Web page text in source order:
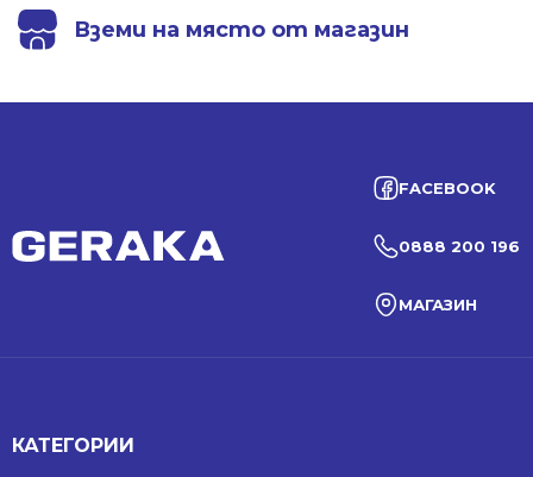
Вземи на място от магазин
FACEBOOK
0888 200 196
МАГАЗИН
КАТЕГОРИИ